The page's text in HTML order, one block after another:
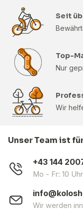
Seit
Top-
Nur
Wir
Unser Team ist
+43 144
Mo - Fr: 10
Wir werden